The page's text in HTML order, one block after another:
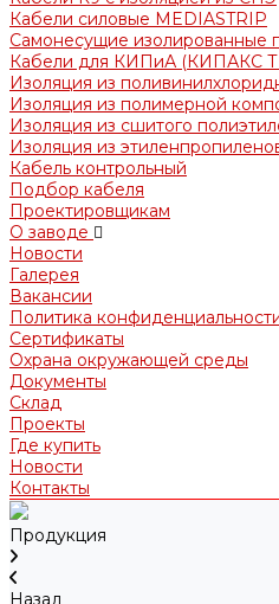
Кабели силовые MEDIASTRIP
Самонесущие изолированные
Кабели для КИПиА (КИПАКС
Изоляция из
Изоляция из полимерной
Изоляция из сшитого
Изоляция из
Кабель контрольный
Подбор кабеля
Проектировщикам
О заводе
Новости
Галерея
Вакансии
Политика
Сертификаты
Охрана окружающей среды
Документы
Склад
Проекты
Где купить
Новости
Контакты
Продукция
Назад